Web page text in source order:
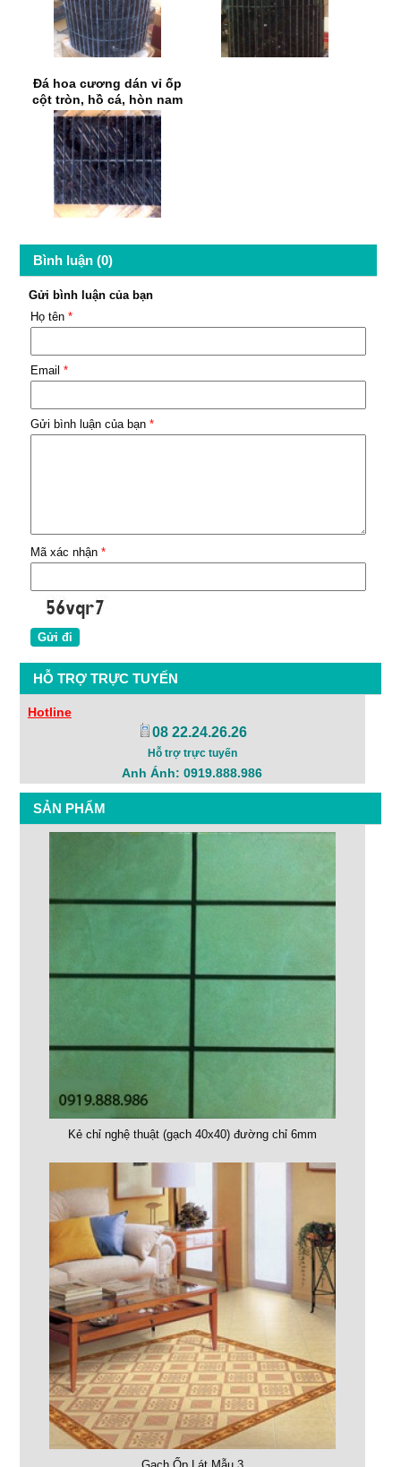
Đá hoa cương dán vỉ ốp
cột tròn, hồ cá, hòn nam
bộ 6
Bình luận (0)
Gửi bình luận của bạn
Họ tên *
Email *
Gửi bình luận của bạn *
Mã xác nhận *
HỖ TRỢ TRỰC TUYẾN
Hotline
08 22.24.26.26
Hỗ trợ trực tuyến
Anh Ánh: 0919.888.986
SẢN PHẨM
Kẻ chỉ nghệ thuật (gạch 40x40) đường chỉ 6mm